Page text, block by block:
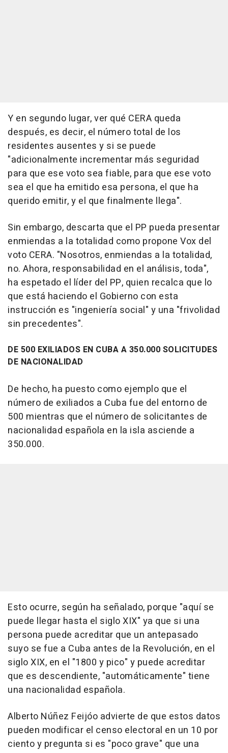
Y en segundo lugar, ver qué CERA queda
después, es decir, el número total de los
residentes ausentes y si se puede
"adicionalmente incrementar más seguridad
para que ese voto sea fiable, para que ese voto
sea el que ha emitido esa persona, el que ha
querido emitir, y el que finalmente llega".
Sin embargo, descarta que el PP pueda presentar
enmiendas a la totalidad como propone Vox del
voto CERA. "Nosotros, enmiendas a la totalidad,
no. Ahora, responsabilidad en el análisis, toda",
ha espetado el líder del PP, quien recalca que lo
que está haciendo el Gobierno con esta
instrucción es "ingeniería social" y una "frivolidad
sin precedentes".
DE 500 EXILIADOS EN CUBA A 350.000 SOLICITUDES
DE NACIONALIDAD
De hecho, ha puesto como ejemplo que el
número de exiliados a Cuba fue del entorno de
500 mientras que el número de solicitantes de
nacionalidad española en la isla asciende a
350.000.
Esto ocurre, según ha señalado, porque "aquí se
puede llegar hasta el siglo XIX" ya que si una
persona puede acreditar que un antepasado
suyo se fue a Cuba antes de la Revolución, en el
siglo XIX, en el "1800 y pico" y puede acreditar
que es descendiente, "automáticamente" tiene
una nacionalidad española.
Alberto Núñez Feijóo advierte de que estos datos
pueden modificar el censo electoral en un 10 por
ciento y pregunta si es "poco grave" que una